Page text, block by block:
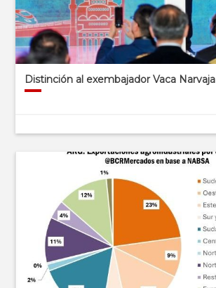
Distinción al exembajador Vaca Narvaja